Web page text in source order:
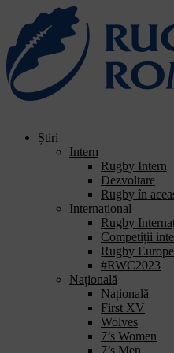
Welcome
All
in
One
Accessibility
screen
start
Accessibility
Știri
Intern
Rugby Intern
Dezvoltare
Rugby în
Internațional
Rugby
Competiții
Rugby
#RWC2023
Națională
Națională
First XV
Wolves
7’s Women
7’s Men